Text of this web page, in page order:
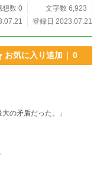
想数 0
文字数 6,923
登録日 2023.07.21
お気に入り追加 0
の矛盾だった。」